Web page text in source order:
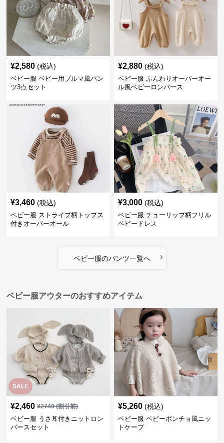
¥2,580 (税込)
ベビー服 ベビー用ブルマ風パン
ツ3点セット
¥2,880 (税込)
ベビー服 ふんわりオーバーオー
ル風ベビーロンパース
¥3,460 (税込)
ベビー服 ストライプ柄トップス
付きオーバーオール
¥3,000 (税込)
ベビー服 チューリップ柄フリル
ベビードレス
ベビー服のパンツ一覧へ ›
ベビー服アウターのおすすめアイテム
SALE
¥2,460 ¥2740(割引前)
ベビー服 うさ耳付きニットロン
パースセット
¥5,260 (税込)
ベビー服 ベビーポンチョ風ニッ
トケープ